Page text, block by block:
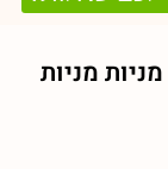
מניות מניות